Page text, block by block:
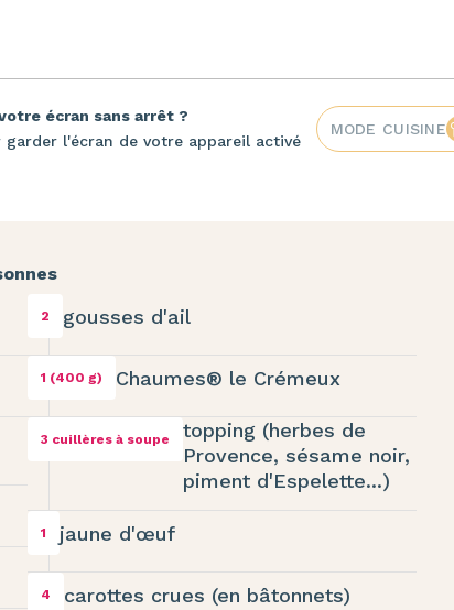
écran sans arrêt ?
l'écran de votre appareil activé
MODE CUISINE
2 gousses d'ail
1 (400 g) Chaumes® le Crémeux
3 cuillères à soupe
topping (herbes de
Provence, sésame noir,
piment d'Espelette...)
1 jaune d'œuf
4 carottes crues (en bâtonnets)